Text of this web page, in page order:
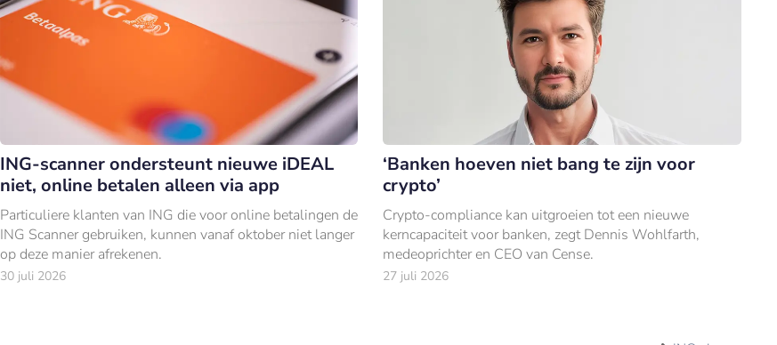
ING-scanner ondersteunt nieuwe iDEAL
niet, online betalen alleen via app
Particuliere klanten van ING die voor online betalingen de
ING Scanner gebruiken, kunnen vanaf oktober niet langer
op deze manier afrekenen.
30 juli 2026
‘Banken hoeven niet bang te zijn voor
crypto’
Crypto-compliance kan uitgroeien tot een nieuwe
kerncapaciteit voor banken, zegt Dennis Wohlfarth,
medeoprichter en CEO van Cense.
27 juli 2026